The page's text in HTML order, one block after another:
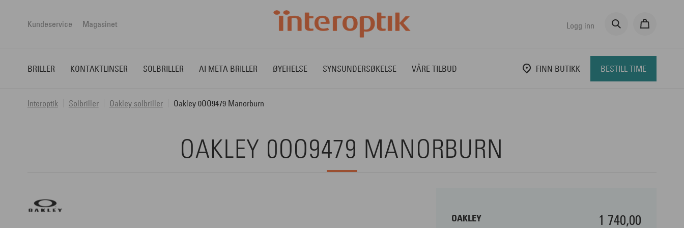
Kundeservice Magasinet Logg inn
BRILLER KONTAKTLINSER SOLBRILLER AI META BRILLER ØYEHELSE SYNSUNDERSØKELSE VÅRE TILBUD FINN BUTIKK BESTILL TIME
Interoptik Solbriller Oakley solbriller Oakley 0OO9479 Manorburn
OAKLEY 0OO9479 MANORBURN
OAKLEY 1 740,00